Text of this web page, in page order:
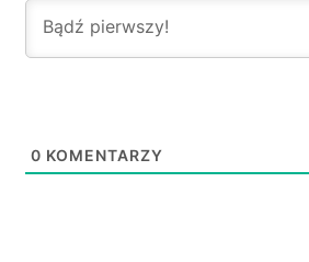
0 KOMENTARZY